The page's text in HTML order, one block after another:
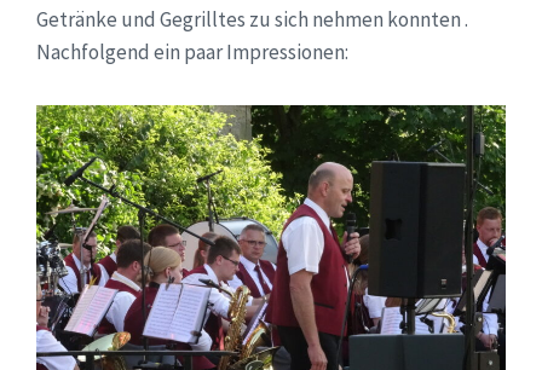
Getränke und Gegrilltes zu sich nehmen konnten .
Nachfolgend ein paar Impressionen: